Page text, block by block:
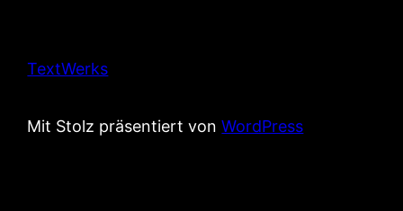
TextWerks
Mit Stolz präsentiert vonWordPress